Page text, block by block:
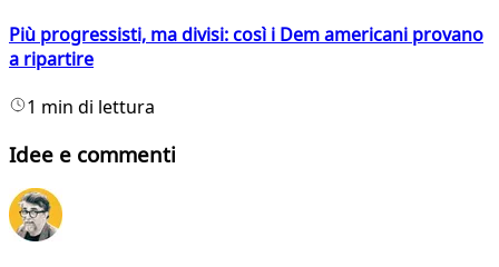
Più progressisti, ma divisi: così i Dem americani provano
a ripartire
1 min di lettura
Idee e commenti